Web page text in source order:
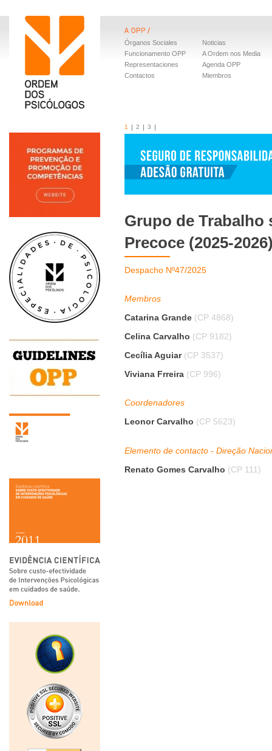
Órganos Sociales
Funcionamento OPP
Representaciones
Contactos
Noticias
A Ordem nos Media
Agenda OPP
Miembros
1 2 3
Grupo de Trabalho
Precoce (2025-
Despacho Nº47/2025
Membros
Catarina Grande (CP 4868)
Celina Carvalho (CP 9182)
Cecília Aguiar (CP 3537)
Viviana Frreira (CP 996)
Coordenadores
Leonor Carvalho (CP 5623)
Elemento de contacto - Direção
Renato Gomes Carvalho (CP 111)